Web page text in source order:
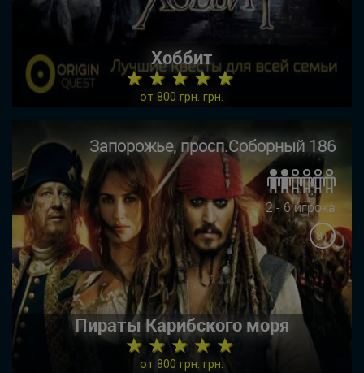
Хоббит
★ ★ ★ ★ ★
от 800 грн. грн.
Запорожье, просп.Соборный 186
2 - 6 игрока
8+
Пираты Карибского моря
★ ★ ★ ★ ★
от 800 грн. грн.